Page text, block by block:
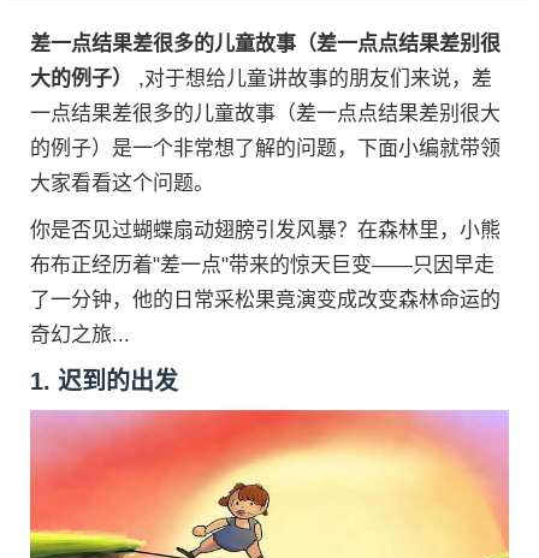
差一点结果差很多的儿童故事（差一点点结果差别很
大的例子） ,对于想给儿童讲故事的朋友们来说，差
一点结果差很多的儿童故事（差一点点结果差别很大
的例子）是一个非常想了解的问题，下面小编就带领
大家看看这个问题。
你是否见过蝴蝶扇动翅膀引发风暴？在森林里，小熊
布布正经历着"差一点"带来的惊天巨变——只因早走
了一分钟，他的日常采松果竟演变成改变森林命运的
奇幻之旅...
1. 迟到的出发